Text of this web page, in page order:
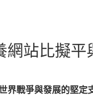
站比擬
界戰爭與發展的堅定